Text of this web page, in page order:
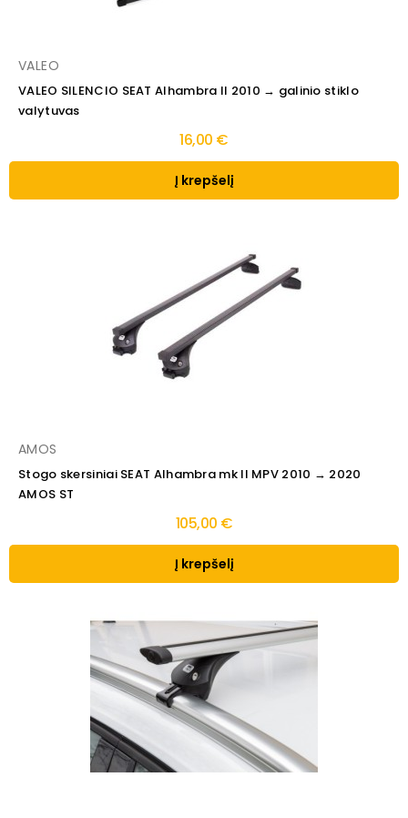
VALEO
VALEO SILENCIO SEAT Alhambra II 2010 → galinio stiklo
valytuvas
16,00 €
Į krepšelį
AMOS
Stogo skersiniai SEAT Alhambra mk II MPV 2010 → 2020
AMOS ST
105,00 €
Į krepšelį